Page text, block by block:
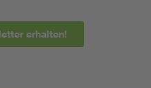
erhalten!